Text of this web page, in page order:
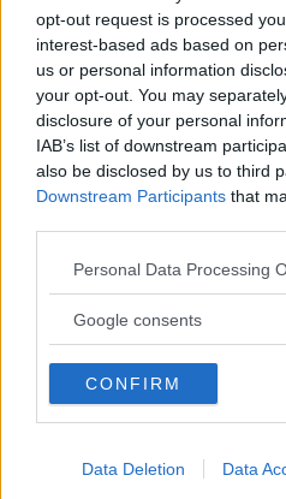
opt-out request is processed
interest-based ads based on
us or personal information
your opt-out. You may
disclosure of your personal
IAB’s list of downstream
also be disclosed by us to third
Downstream Participants that
Please note that this website/
not limited to your visit or usage
use your data for below
consent section.
Personal Data Processing
Google consents
CONFIRM
Data Deletion Data
Viltstängsel fungerar ganska dåligt och
Ibland kommer kritikfrån
varningsskyltarna tänds trots
några djur i detektionszonen.